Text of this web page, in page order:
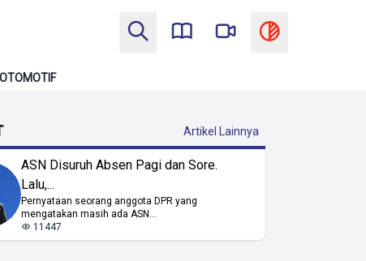
OTOMOTIF
Artikel Lainnya
ASN Disuruh Absen Pagi dan Sore.
Lalu,...
Pernyataan seorang anggota DPR yang
mengatakan masih ada ASN...
11447